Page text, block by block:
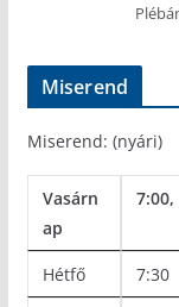
Miserend
Miserend: (nyári)
Vasárn
ap
7:00,
Hétfő 7:30